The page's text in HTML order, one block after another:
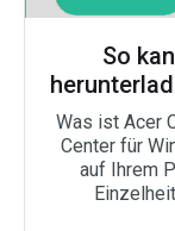
So
Was ist Acer
Center für
auf Ihrem